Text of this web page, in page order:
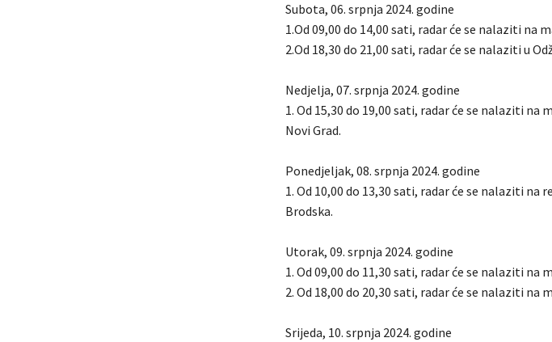
Subota, 06. srpnja 2024. godine
1.Od 09,00 do 14,00 sati, radar će se nalaziti na
2.Od 18,30 do 21,00 sati, radar će se nalaziti u
Nedjelja, 07. srpnja 2024. godine
1. Od 15,30 do 19,00 sati, radar će se nalaziti
Novi Grad.
Ponedjeljak, 08. srpnja 2024. godine
1. Od 10,00 do 13,30 sati, radar će se nalaziti na
Brodska.
Utorak, 09. srpnja 2024. godine
1. Od 09,00 do 11,30 sati, radar će se nalaziti na
2. Od 18,00 do 20,30 sati, radar će se nalaziti na
Srijeda, 10. srpnja 2024. godine